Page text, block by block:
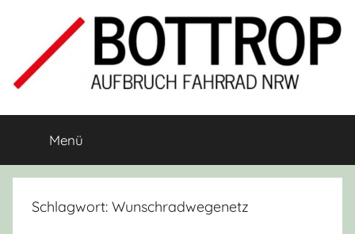
springen
Aufbruch
Fahrrad
Bottrop
BottropMenü
Schlagwort: Wunschradwegenetz